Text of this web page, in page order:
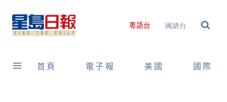
content
粵語台 國語台
首頁 電子報 美國 國際